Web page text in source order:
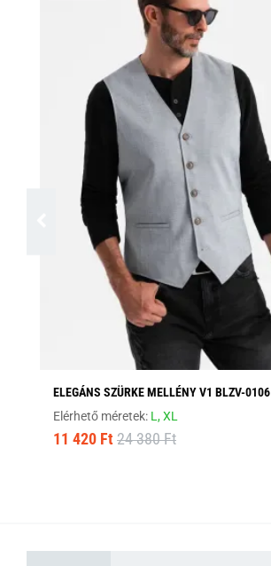
ELEGÁNS SZÜRKE MELLÉNY V1 BLZV-0106
Elérhető méretek: L,XL
11 420 Ft 24 380 Ft